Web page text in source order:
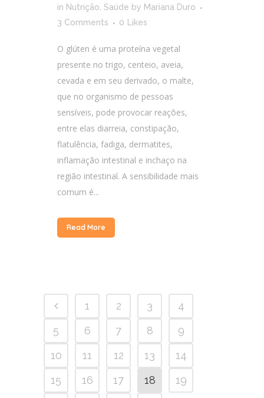
in Nutrição Saúde by Mariana Duro
3 Comments
0 Likes
O glúten é uma proteína vegetal
presente no trigo, centeio, aveia,
cevada e em seu derivado, o malte,
que no organismo de pessoas
sensíveis, pode provocar reações,
entre elas diarreia, constipação,
flatulência, fadiga, dermatites,
inflamação intestinal e inchaço na
região intestinal. A sensibilidade mais
comum é...
Read More
1 2 3
4
5
6 7 8
9
10
11 12 13
14
15
16 17 18
19